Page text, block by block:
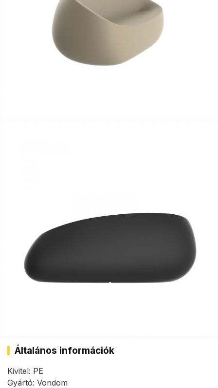
Általános információk
Kivitel: PE
Gyártó: Vondom